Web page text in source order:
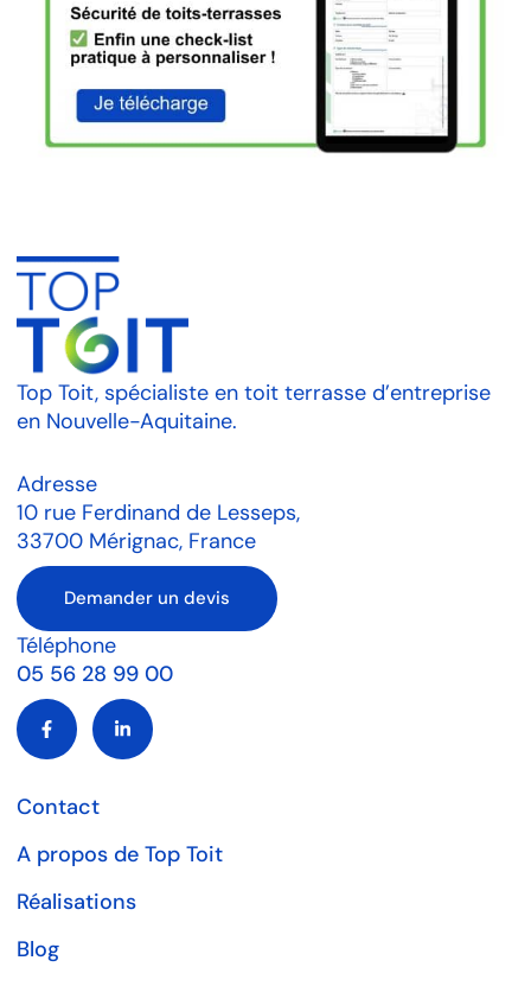
Top Toit, spécialiste en toit terrasse d’entreprise
en Nouvelle-Aquitaine.
Adresse
10 rue Ferdinand de Lesseps,
33700 Mérignac, France
Demander un devis
Téléphone
05 56 28 99 00
Contact
A propos de Top Toit
Réalisations
Blog